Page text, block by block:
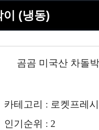
이 (냉동)
곰곰 미국산 차돌
카테고리 : 로켓프레시
인기순위 : 2